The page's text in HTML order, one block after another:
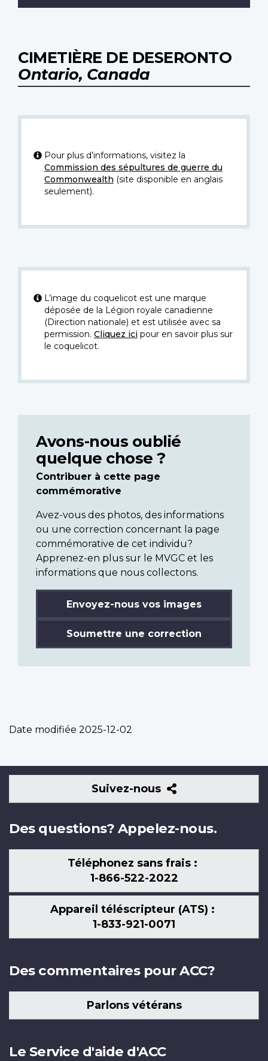
CIMETIÈRE DE DESERONTO
Ontario, Canada
Pour plus d’informations, visitez la
Commission des sépultures de guerre du
Commonwealth (site disponible en anglais
seulement).
L’image du coquelicot est une marque
déposée de la Légion royale canadienne
(Direction nationale) et est utilisée avec sa
permission. Cliquez icipour en savoir plus sur
le coquelicot.
Avons-nous oublié
quelque chose ?
Contribuer à cette page
commémorative
Avez-vous des photos, des informations
ou une correction concernant la page
commémorative de cet individu?
Apprenez-en plus sur le MVGC et les
informations que nous collectons.
Envoyez-nous vos images
Soumettre une correction
Date modifiée 2025-12-02
Suivez-nous
Suivez-
nous
Des questions? Appelez-nous.
Téléphonez sans frais :
1-866-522-2022
Appareil téléscripteur (ATS) :
1-833-921-0071
Des commentaires pour ACC?
Parlons vétérans
Le Service d'aide d'ACC